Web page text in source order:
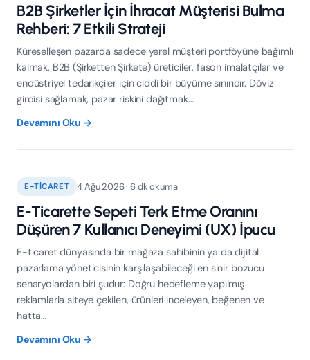
B2B Şirketler İçin İhracat Müşterisi Bulma
Rehberi: 7 Etkili Strateji
Küreselleşen pazarda sadece yerel müşteri portföyüne bağımlı
kalmak, B2B (Şirketten Şirkete) üreticiler, fason imalatçılar ve
endüstriyel tedarikçiler için ciddi bir büyüme sınırıdır. Döviz
girdisi sağlamak, pazar riskini dağıtmak…
Devamını Oku →
E-TICARET 4 Ağu 2026 · 6 dk okuma
E-Ticarette Sepeti Terk Etme Oranını
Düşüren 7 Kullanıcı Deneyimi (UX) İpucu
E-ticaret dünyasında bir mağaza sahibinin ya da dijital
pazarlama yöneticisinin karşılaşabileceği en sinir bozucu
senaryolardan biri şudur: Doğru hedefleme yapılmış
reklamlarla siteye çekilen, ürünleri inceleyen, beğenen ve
hatta…
Devamını Oku →